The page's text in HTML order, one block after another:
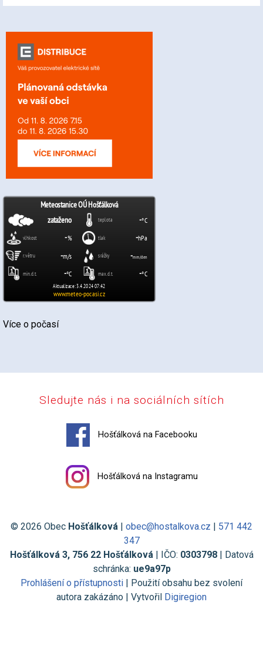
Více o počasí
Sledujte nás i na sociálních sítích
Hošťálková na Facebooku
Hošťálková na Instagramu
© 2026 Obec Hošťálková | obec@hostalkova.cz | 571 442
347
Hošťálková 3, 756 22 Hošťálková| IČO: 0303798| Datová
schránka: ue9a97p
Prohlášení o přístupnosti | Použití obsahu bez svolení
autora zakázáno | Vytvořil Digiregion